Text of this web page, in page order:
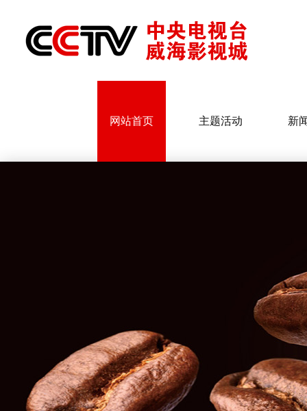
网站首页 主题活动 新